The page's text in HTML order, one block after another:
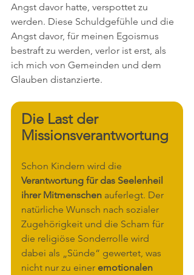
Angst davor hatte, verspottet zu
werden. Diese Schuldgefühle und die
Angst davor, für meinen Egoismus
bestraft zu werden, verlor ist erst, als
ich mich von Gemeinden und dem
Glauben distanzierte.
Die Last der
Missionsverantwortung
Schon Kindern wird die
Verantwortung für das Seelenheil
ihrer Mitmenschen auferlegt. Der
natürliche Wunsch nach sozialer
Zugehörigkeit und die Scham für
die religiöse Sonderrolle wird
dabei als „Sünde“ gewertet, was
nicht nur zu einer emotionalen